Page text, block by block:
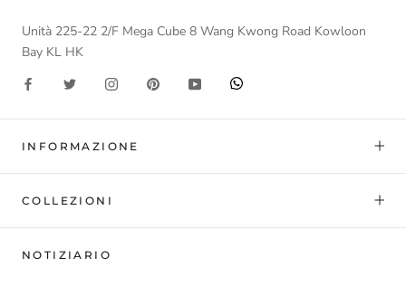
Unità 225-22 2/F Mega Cube 8 Wang Kwong Road Kowloon
Bay KL HK
INFORMAZIONE
COLLEZIONI
NOTIZIARIO